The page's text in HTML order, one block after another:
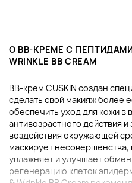
О ВВ-КРЕМЕ С ПЕПТИДАМИ
WRINKLE BB CREAM
ВВ-крем CUSKIN создан
сделать свой макияж более
обеспечить уход для кожи в
антивозрастного действия
воздействия окружающей
маскирует несовершенства,
увлажняет и улучшает
регенерацию клеток